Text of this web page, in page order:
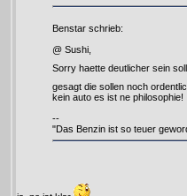
Benstar schrieb:
@ Sushi,
Sorry haette deutlicher sein
gesagt die sollen noch
kein auto es ist ne philosophie!
--
"Das Benzin ist so teuer